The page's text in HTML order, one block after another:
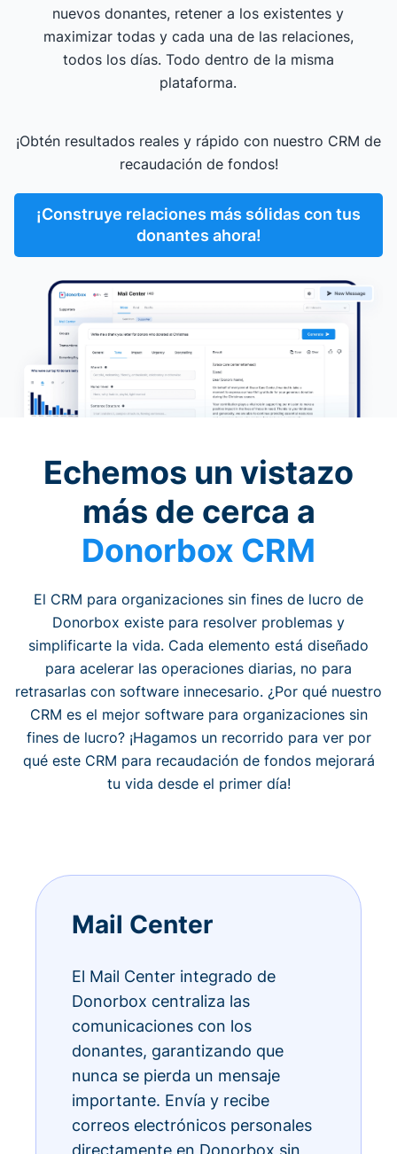
nuevos donantes, retener a los existentes y
maximizar todas y cada una de las relaciones,
todos los días. Todo dentro de la misma
plataforma.
¡Obtén resultados reales y rápido con nuestro CRM de
recaudación de fondos!
¡Construye relaciones más sólidas con tus
donantes ahora!
Echemos un vistazo
más de cerca a
Donorbox CRM
El CRM para organizaciones sin fines de lucro de
Donorbox existe para resolver problemas y
simplificarte la vida. Cada elemento está diseñado
para acelerar las operaciones diarias, no para
retrasarlas con software innecesario. ¿Por qué nuestro
CRM es el mejor software para organizaciones sin
fines de lucro? ¡Hagamos un recorrido para ver por
qué este CRM para recaudación de fondos mejorará
tu vida desde el primer día!
Mail Center
El Mail Center integrado de
Donorbox centraliza las
comunicaciones con los
donantes, garantizando que
nunca se pierda un mensaje
importante. Envía y recibe
correos electrónicos personales
directamente en Donorbox sin